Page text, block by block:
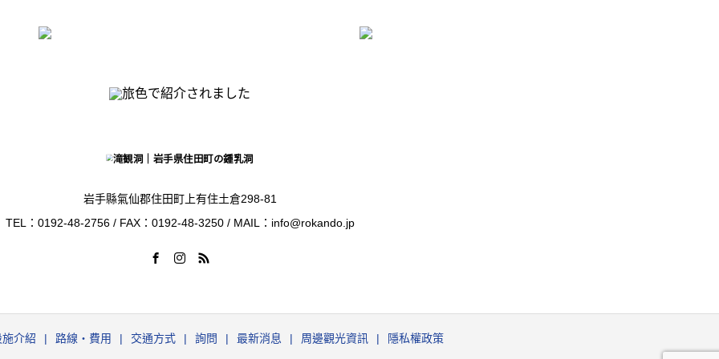
岩手縣氣仙郡住田町上有住土倉298-81
TEL：0192-48-2756 / FAX：0192-48-3250 / MAIL：info@rokando.jp
施介紹 路線‧費用 交通方式 詢問 最新消息 周邊觀光資訊 隱私權政策